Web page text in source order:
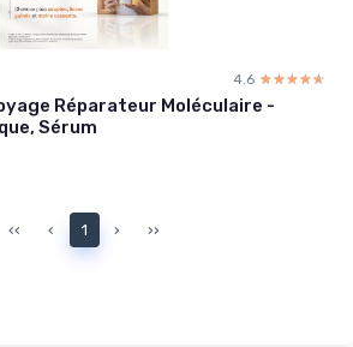
4.6 ☆☆☆☆☆
★★★★★
Réparateur Moléculaire -
Sérum
‹‹ ‹ 1 › ››